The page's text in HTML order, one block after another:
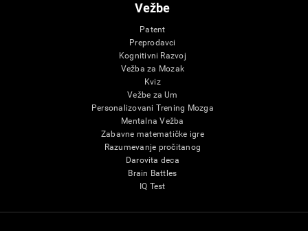
Vežbe
Patent
Preprodavci
Kognitivni Razvoj
Vežba za Mozak
Kviz
Vežbe za Um
Personalizovani Trening Mozga
Mentalna Vežba
Zabavne matematičke igre
Razumevanje pročitanog
Darovita deca
Brain Battles
IQ Test